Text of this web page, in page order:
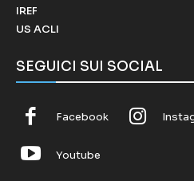
IREF
US ACLI
SEGUICI SUI SOCIAL
Facebook
Youtube